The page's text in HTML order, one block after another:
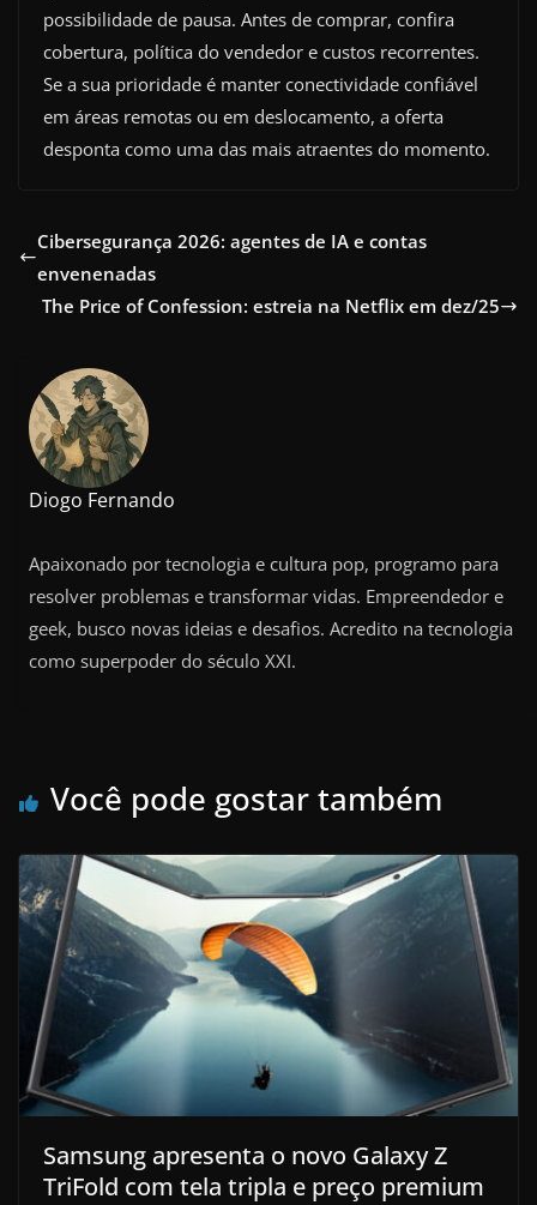
possibilidade de pausa. Antes de comprar, confira
cobertura, política do vendedor e custos recorrentes.
Se a sua prioridade é manter conectividade confiável
em áreas remotas ou em deslocamento, a oferta
desponta como uma das mais atraentes do momento.
Cibersegurança 2026: agentes de IA e contas
envenenadas
The Price of Confession: estreia na Netflix em dez/25
Diogo Fernando
Apaixonado por tecnologia e cultura pop, programo para
resolver problemas e transformar vidas. Empreendedor e
geek, busco novas ideias e desafios. Acredito na tecnologia
como superpoder do século XXI.
Você pode gostar também
Samsung apresenta o novo Galaxy Z
TriFold com tela tripla e preço premium